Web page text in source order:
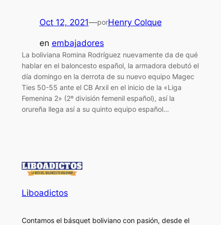
Oct 12, 2021—porHenry Colque
en embajadores
La boliviana Romina Rodríguez nuevamente da de qué
hablar en el baloncesto español, la armadora debutó el
día domingo en la derrota de su nuevo equipo Magec
Ties 50-55 ante el CB Arxil en el inicio de la «Liga
Femenina 2» (2º división femenil español), así la
orureña llega así a su quinto equipo español…
Liboadictos
Contamos el básquet boliviano con pasión, desde el